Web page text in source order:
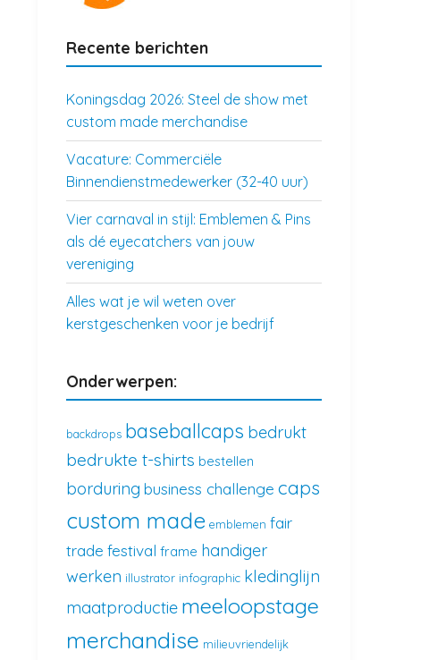
Recente berichten
Koningsdag 2026: Steel de show met
custom made merchandise
Vacature: Commerciële
Binnendienstmedewerker (32-40 uur)
Vier carnaval in stijl: Emblemen & Pins
als dé eyecatchers van jouw
vereniging
Alles wat je wil weten over
kerstgeschenken voor je bedrijf
Onderwerpen:
backdrops baseballcaps bedrukt
bedrukte t-shirts bestellen
borduring business challenge caps
custom made emblemen fair
trade festival frame handiger
werken illustrator infographic kledinglijn
maatproductie meeloopstage
merchandise milieuvriendelijk